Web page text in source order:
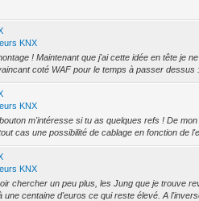
KNX
! Maintenant que j'ai cette idée en tête je
coté WAF pour le temps à passer dessus
KNX
m'intéresse si tu as quelques refs ! De
cas une possibilité de cablage en fonction de
KNX
chercher un peu plus, les Jung que je trouve
une centaine d'euros ce qui reste élevé. A